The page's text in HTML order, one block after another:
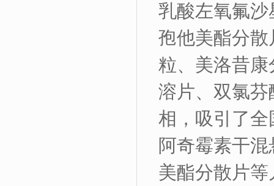
乳酸左氧氟
孢他美酯分
粒、美洛昔
溶片、双氯
相，吸引了
阿奇霉素干
美酯分散片